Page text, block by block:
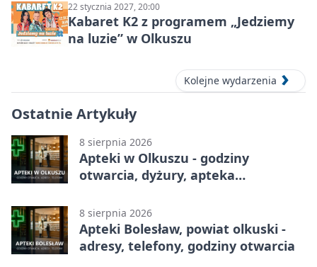
22 stycznia 2027, 20:00
Kabaret K2 z programem „Jedziemy
na luzie” w Olkuszu
Kolejne wydarzenia
Ostatnie Artykuły
8 sierpnia 2026
Apteki w Olkuszu - godziny
otwarcia, dyżury, apteka
8 sierpnia 2026
Apteki Bolesław, powiat olkuski -
adresy, telefony, godziny otwarcia